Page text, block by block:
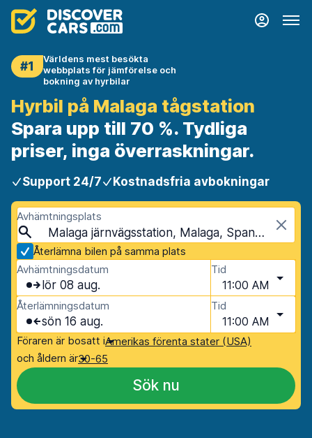
#1
Världens mest besökta
webbplats för jämförelse och
bokning av hyrbilar
Hyrbil på Malaga tågstation
Spara upp till 70 %. Tydliga
priser, inga överraskningar.
Support 24/7 Kostnadsfria avbokningar
Avhämtningsplats
Malaga järnvägsstation, Malaga, Spanien
Återlämna bilen på samma plats
Avhämtningsdatum
lör 08 aug.
Tid
11:00 AM
Återlämningsdatum
sön 16 aug.
Tid
11:00 AM
Föraren är bosatt iAmerikas förenta stater (USA)
och åldern är30-65
Sök nu